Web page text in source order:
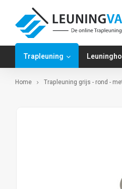
Trapleuning
Home Trapleuning grijs - rond -